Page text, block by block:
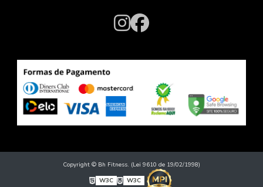
Copyright © Bh Fitness. (Lei 9610 de 19/02/1998)
W3C
W3C